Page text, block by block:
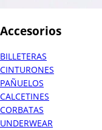
Accesorios
BILLETERAS
CINTURONES
PAÑUELOS
CALCETINES
CORBATAS
UNDERWEAR